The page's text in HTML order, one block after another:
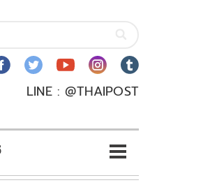
LINE : @THAIPOST